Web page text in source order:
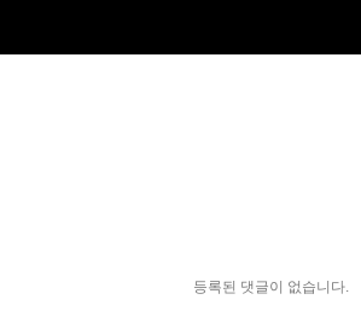
등록된 댓글이 없습니다.